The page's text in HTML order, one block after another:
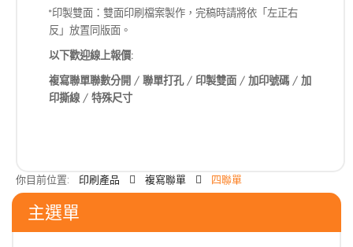
*印製雙面：雙面印刷檔案製作，完稿時請將依「左正右
反」放置同版面。
以下歡迎線上報價:
複寫聯單聯數分開 / 聯單打孔/ 印製雙面 / 加印號碼 / 加
印撕線 / 特殊尺寸
你目前位置: 印刷產品 複寫聯單 四聯單
主選單